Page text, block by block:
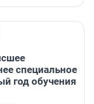
специальное
год обучения